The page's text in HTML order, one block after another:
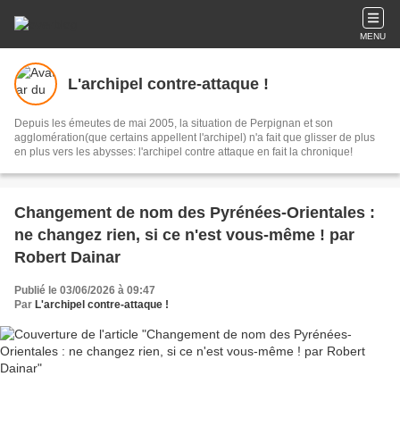
MENU
L'archipel contre-attaque !
Depuis les émeutes de mai 2005, la situation de Perpignan et son
agglomération(que certains appellent l'archipel) n'a fait que glisser de plus
en plus vers les abysses: l'archipel contre attaque en fait la chronique!
Changement de nom des Pyrénées-Orientales :
ne changez rien, si ce n'est vous-même ! par
Robert Dainar
Publié le 03/06/2026 à 09:47
Par L'archipel contre-attaque !